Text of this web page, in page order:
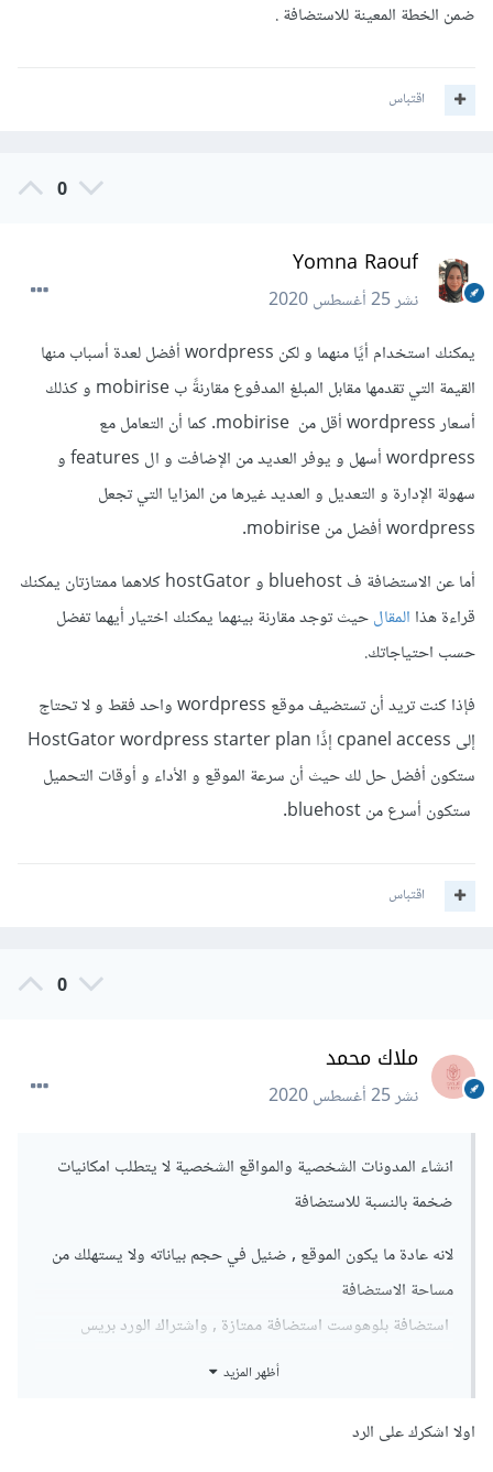
ضمن الخطة المعينة للاستضافة .
اقتباس
0
Yomna Raouf
نشر25 أغسطس 2020
يمكنك استخدام أيًا منهما و لكن wordpress أفضل لعدة أسباب منها
القيمة التي تقدمها مقابل المبلغ المدفوع مقارنةً ب mobirise و كذلك
أسعار wordpress أقل من mobirise. كما أن التعامل مع
wordpress أسهل و يوفر العديد من الإضافت و ال features و
سهولة الإدارة و التعديل و العديد غيرها من المزايا التي تجعل
wordpress أفضل من mobirise.
أما عن الاستضافة ف bluehost و hostGator كلاهما ممتازتان يمكنك
قراءة هذا المقالحيث توجد مقارنة بينهما يمكنك اختيار أيهما تفضل
حسب احتياجاتك.
فإذا كنت تريد أن تستضيف موقع wordpress واحد فقط و لا تحتاج
إلى cpanel access إذًا HostGator wordpress starter plan
ستكون أفضل حل لك حيث أن سرعة الموقع و الأداء و أوقات التحميل
ستكون أسرع من bluehost.
اقتباس
0
ملاك محمد
نشر25 أغسطس 2020
انشاء المدونات الشخصية والمواقع الشخصية لا يتطلب امكانيات
ضخمة بالنسبة للاستضافة
لانه عادة ما يكون الموقع , ضئيل في حجم بياناته ولا يستهلك من
مساحة الاستضافة
استضافة بلوهوست استضافة ممتازة , واشتراك الورد بريس
يختلف عن الاستضافة ويوجد في بعض الاستضافات ايضا نظام
أظهر المزيد
اولا اشكرك على الرد